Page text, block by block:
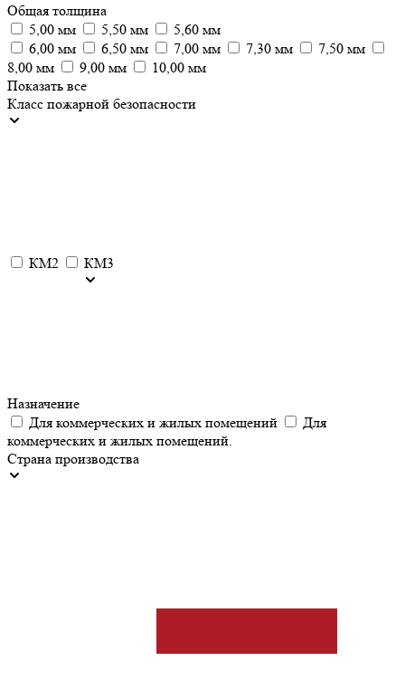
Общая толщина
5,00 мм
5,50 мм
5,60 мм
6,00 мм
6,50 мм 7,00 мм 7,30 мм
7,50 мм
8,00 мм
9,00 мм
10,00 мм
Показать все
Класс пожарной безопасности
КМ2 КМ3
Назначение
Для коммерческих и жилых помещений
Для
коммерческих и жилых помещений.
Страна производства